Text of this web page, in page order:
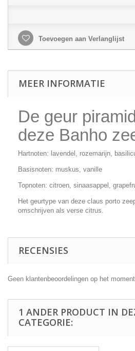
Toevoegen aan Verlanglijst
MEER INFORMATIE
De geur
deze Banho
Hartnoten: lavendel, rozemarijn,
Basisnoten: muskus, vanille
Topnoten: citroen, sinaasappel,
Het geurtype van deze claus porto
omschrijven als verse citrus.
RECENSIES
Geen klantenbeoordelingen op het
1 ANDER PRODUCT IN
CATEGORIE: